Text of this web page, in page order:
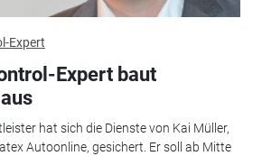
Expert
Expert baut
hat sich die Dienste von Kai Müller,
Autoonline, gesichert. Er soll ab Mitte